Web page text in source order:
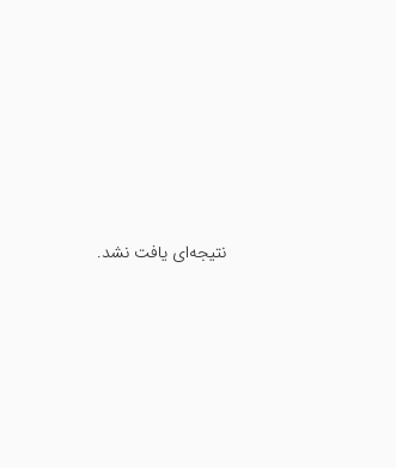
نتیجه‌ای یافت نشد.